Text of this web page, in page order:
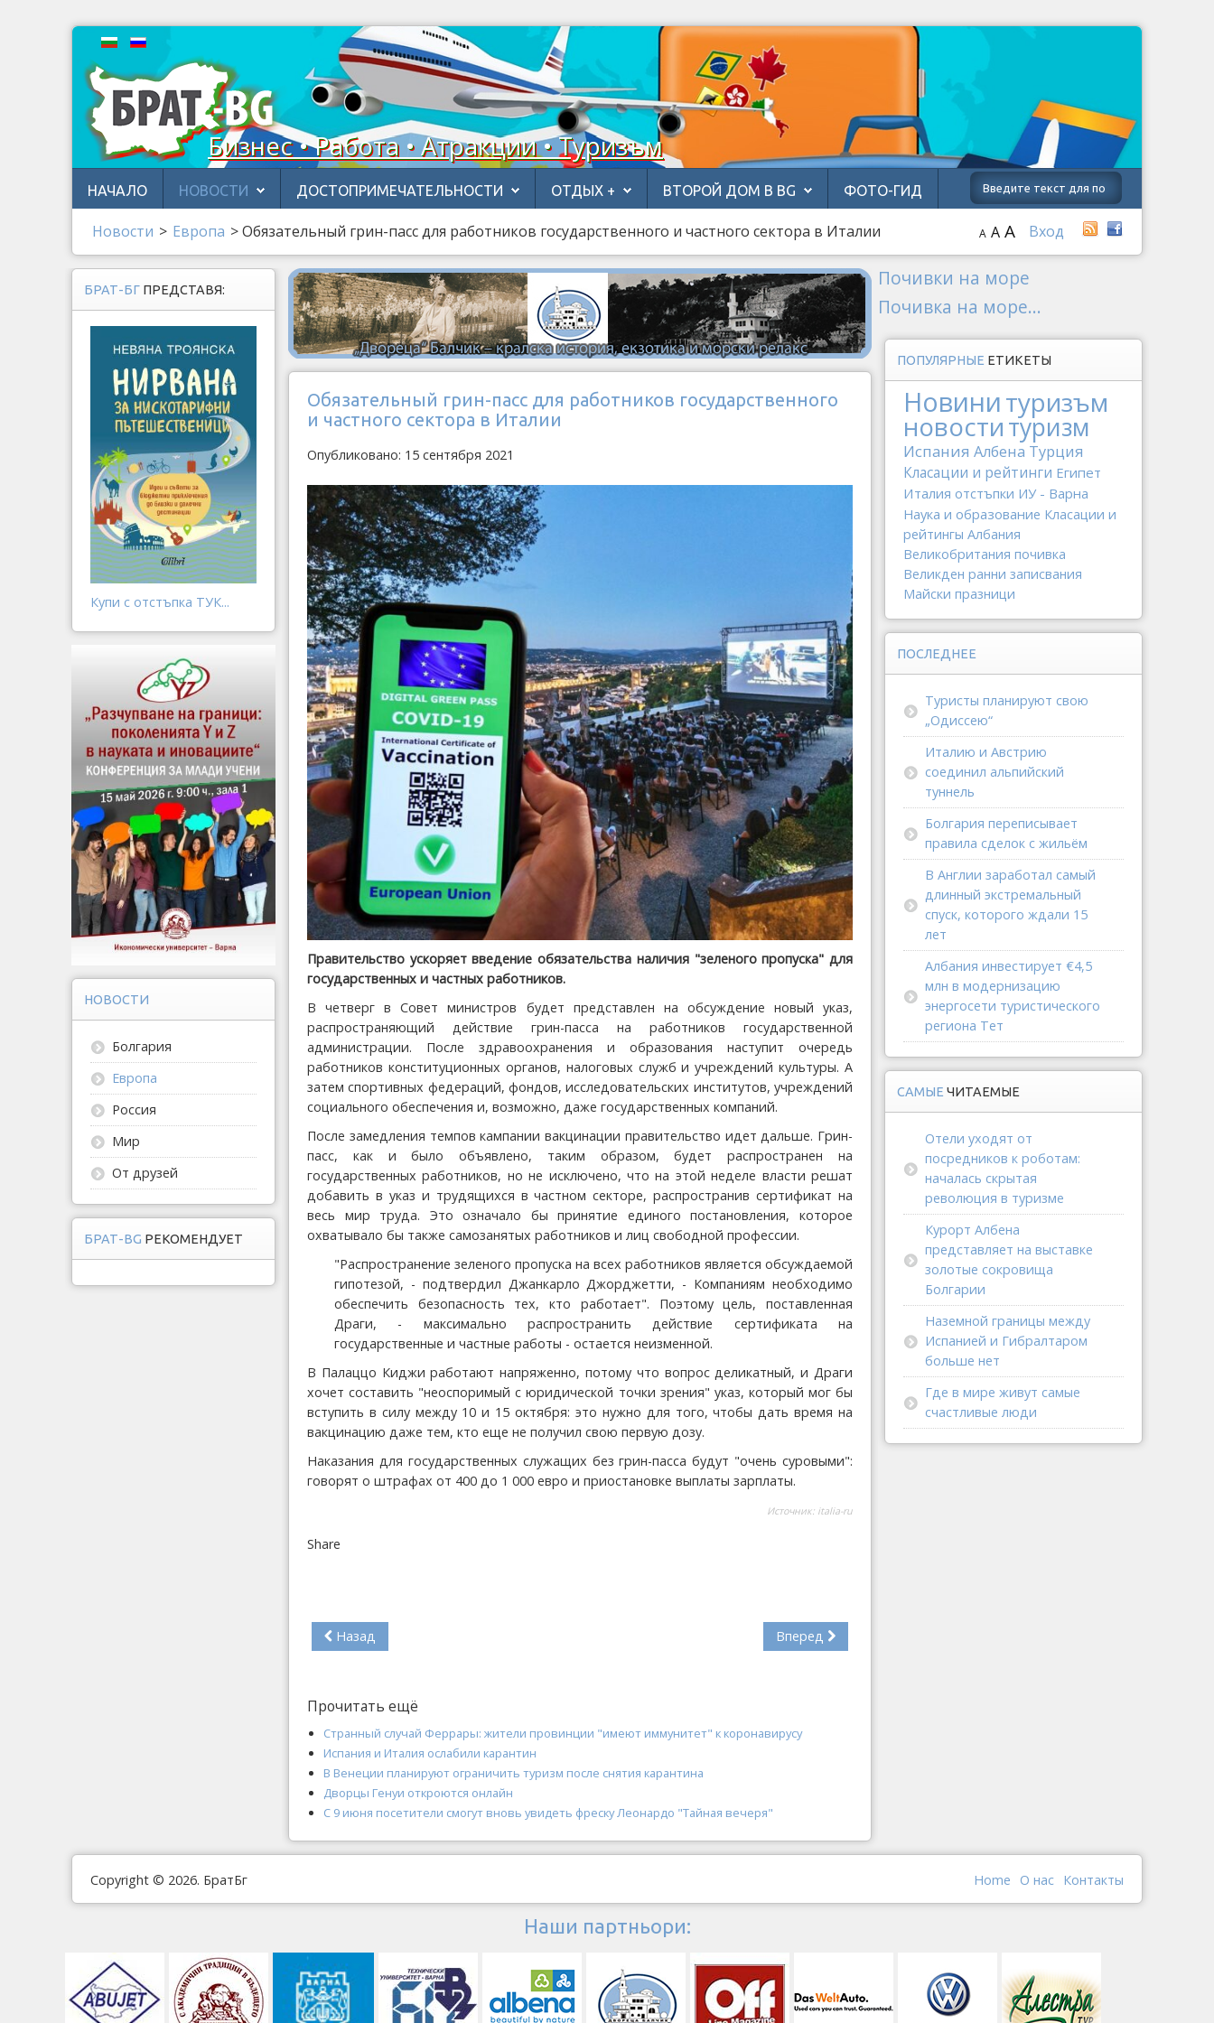
Бизнес • Работа • Атракции • Туризъм
НАЧАЛО НОВОСТИ ДОСТОПРИМЕЧАТЕЛЬНОСТИ ОТДЫХ + ВТОРОЙ ДОМ В BG ФОТО-ГИД
Новости > Европа >Обязательный грин-пасс для работников государственного и частного сектора в Италии Вход
A A A
Обязательный грин-пасс для работников государственного
и частного сектора в Италии
Опубликовано: 15 сентября 2021
Правительство ускоряет введение обязательства наличия "зеленого пропуска" для
государственных и частных работников.
В четверг в Совет министров будет представлен на обсуждение новый указ,
распространяющий действие грин-пасса на работников государственной
администрации. После здравоохранения и образования наступит очередь
работников конституционных органов, налоговых служб и учреждений культуры. А
затем спортивных федераций, фондов, исследовательских институтов, учреждений
социального обеспечения и, возможно, даже государственных компаний.
После замедления темпов кампании вакцинации правительство идет дальше. Грин-
пасс, как и было объявлено, таким образом, будет распространен на
государственных работников, но не исключено, что на этой неделе власти решат
добавить в указ и трудящихся в частном секторе, распространив сертификат на
весь мир труда. Это означало бы принятие единого постановления, которое
охватывало бы также самозанятых работников и лиц свободной профессии.
"Распространение зеленого пропуска на всех работников является обсуждаемой
гипотезой, - подтвердил Джанкарло Джорджетти, - Компаниям необходимо
обеспечить безопасность тех, кто работает". Поэтому цель, поставленная
Драги, - максимально распространить действие сертификата на
государственные и частные работы - остается неизменной.
В Палаццо Киджи работают напряженно, потому что вопрос деликатный, и Драги
хочет составить "неоспоримый с юридической точки зрения" указ, который мог бы
вступить в силу между 10 и 15 октября: это нужно для того, чтобы дать время на
вакцинацию даже тем, кто еще не получил свою первую дозу.
Наказания для государственных служащих без грин-пасса будут "очень суровыми":
говорят о штрафах от 400 до 1 000 евро и приостановке выплаты зарплаты.
Источник: italia-ru
Share
Назад Вперед
Прочитать ещё
Странный случай Феррары: жители провинции "имеют иммунитет" к коронавирусу
Испания и Италия ослабили карантин
В Венеции планируют ограничить туризм после снятия карантина
Дворцы Генуи откроются онлайн
С 9 июня посетители смогут вновь увидеть фреску Леонардо "Тайная вечеря"
БРАТ-БГ ПРЕДСТАВЯ:
Купи с отстъпка ТУК...
НОВОСТИ
Болгария
Европа
Россия
Мир
От друзей
БРАТ-BG РЕКОМЕНДУЕТ
Почивки на море
Почивка на море...
ПОПУЛЯРНЫЕ ЕТИКЕТЫ
Новинитуризъм
новоституризм
Испания Албена Турция
Класации и рейтинги Египет
Италия отстъпки ИУ - Варна
Наука и образование Класации и
рейтингы Албания
Великобритания почивка
Великден ранни записвания
Майски празници
ПОСЛЕДНЕЕ
Туристы планируют свою
„Одиссею“
Италию и Австрию
соединил альпийский
туннель
Болгария переписывает
правила сделок с жильём
В Англии заработал самый
длинный экстремальный
спуск, которого ждали 15
лет
Албания инвестирует €4,5
млн в модернизацию
энергосети туристического
региона Тет
САМЫЕ ЧИТАЕМЫЕ
Отели уходят от
посредников к роботам:
началась скрытая
революция в туризме
Курорт Албена
представляет на выставке
золотые сокровища
Болгарии
Наземной границы между
Испанией и Гибралтаром
больше нет
Где в мире живут самые
счастливые люди
Copyright © 2026. БратБг Контакты
О наc
Home
Наши партньори: